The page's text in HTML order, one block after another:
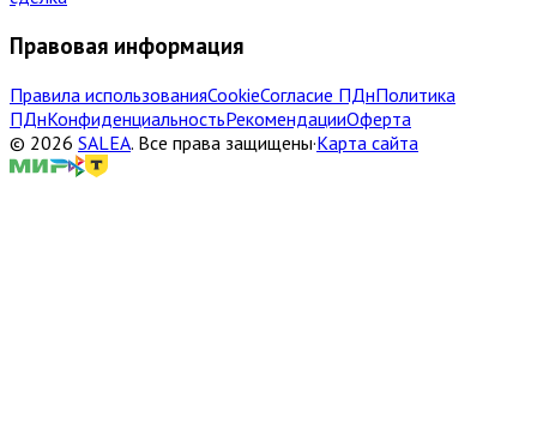
Правовая информация
Правила использованияCookieСогласие ПДнПолитика
ПДнКонфиденциальностьРекомендацииОферта
© 2026 SALEA. Все права защищены·Карта сайта